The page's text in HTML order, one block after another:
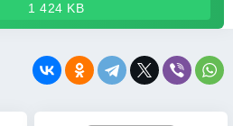
1 424 KB